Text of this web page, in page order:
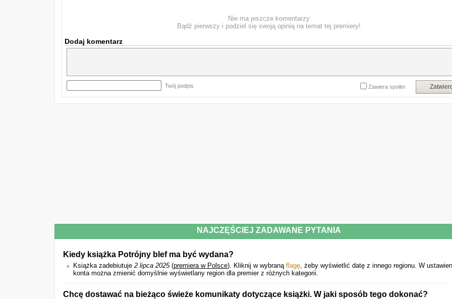
Nie ma jeszcze komentarzy
Bądź pierwszy i podziel się swoją opinią na temat tej premiery!
Dodaj komentarz
Twój podpis Zawiera spoiler
NAJCZĘŚCIEJ ZADAWANE PYTANIA
Kiedy książka Potrójny blef ma być wydana?
Książka zadebiutuje 2 lipca 2025(premiera w Polsce). Kliknij w wybraną flagę, żeby wyświetlić datę z innego regionu. W
konta można zmienić domyślnie wyświetlany region dla premier z różnych kategorii.
Chcę dostawać na bieżąco świeże komunikaty dotyczące książki. W jaki sposób tego dokonać?